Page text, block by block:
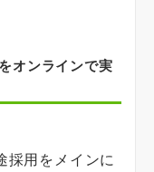
オンラインで実
採用をメインに